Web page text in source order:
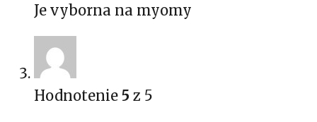
Je vyborna na myomy
Hodnotenie 5 z 5